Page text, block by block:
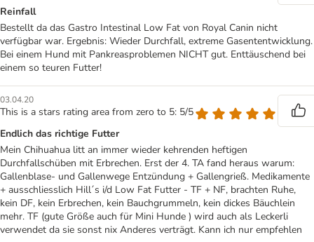
Reinfall
Bestellt da das Gastro Intestinal Low Fat von Royal Canin nicht
verfügbar war. Ergebnis: Wieder Durchfall, extreme Gasententwicklung.
Bei einem Hund mit Pankreasproblemen NICHT gut. Enttäuschend bei
einem so teuren Futter!
03.04.20
This is a stars rating area from zero to 5: 5/5
Endlich das richtige Futter
Mein Chihuahua litt an immer wieder kehrenden heftigen
Durchfallschüben mit Erbrechen. Erst der 4. TA fand heraus warum:
Gallenblase- und Gallenwege Entzündung + Gallengrieß. Medikamente
+ ausschliesslich Hill´s i/d Low Fat Futter - TF + NF, brachten Ruhe,
kein DF, kein Erbrechen, kein Bauchgrummeln, kein dickes Bäuchlein
mehr. TF (gute Größe auch für Mini Hunde ) wird auch als Leckerli
verwendet da sie sonst nix Anderes verträgt. Kann ich nur empfehlen